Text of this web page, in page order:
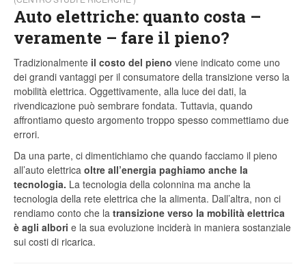
Auto elettriche: quanto costa –
veramente – fare il pieno?
Tradizionalmente il costo del pieno viene indicato come uno
dei grandi vantaggi per il consumatore della transizione verso la
mobilità elettrica. Oggettivamente, alla luce dei dati, la
rivendicazione può sembrare fondata. Tuttavia, quando
affrontiamo questo argomento troppo spesso commettiamo due
errori.
Da una parte, ci dimentichiamo che quando facciamo il pieno
all’auto elettrica oltre all’energia paghiamo anche la
tecnologia. La tecnologia della colonnina ma anche la
tecnologia della rete elettrica che la alimenta. Dall’altra, non ci
rendiamo conto che la transizione verso la mobilità elettrica
è agli albori e la sua evoluzione inciderà in maniera sostanziale
sui costi di ricarica.